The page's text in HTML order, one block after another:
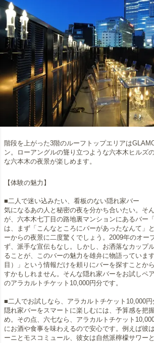
階段を上がった3階のルーフトップエリアは
ン。ローアングルの聳り立つような六本木ヒルズ
な六本木の夜景が楽しめます。
【体験の魅力】
■二人で迷い込みたい、看板のない隠れ家バー
気になるあの人と秘密の夜を分かち合いたい。そ
が、六本木七丁目の路地裏マンションにあるバー
は、まず「こんなところにバーがあったなんて」
ーからの夜景に二度驚くでしょう。2009年のオー
ず、派手な宣伝もなし。しかし、お洒落なカップ
ることが、このバーの魅力を雄弁に物語っていま
目）」という情報だけを頼りにバーを探すことか
すかもしれません。そんな隠れ家バーをお試しペ
のアラカルトチケット10,000円分です。
■二人でお試しなら、アラカルトチケット10,000
隠れ家バーをスマートに楽しむには、予算感を把
め。その点、六七なら、アラカルトチケット
にお酒や食事を味わえるので安心です。例えば彼
ーニとモスコミュール、彼女は自然派檸檬サワー